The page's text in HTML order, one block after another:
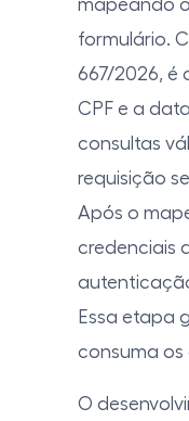
mapeando
formulário.
667/2026, é
CPF e a
consultas
requisição
Após o
credenciais
Essa etapa
consuma
O